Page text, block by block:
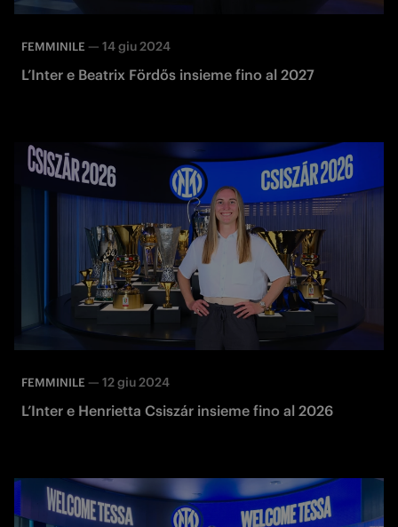
FEMMINILE — 14 giu 2024
L’Inter e Beatrix Fördős insieme fino al 2027
FEMMINILE — 12 giu 2024
L’Inter e Henrietta Csiszár insieme fino al 2026